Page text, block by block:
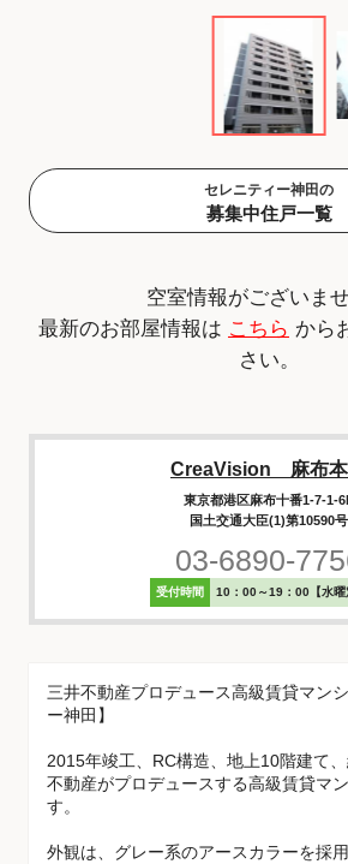
セレニティー神田の
募集中住戸一覧
空室情報がございませ
最新のお部屋情報は こちら から
さい。
CreaVision 麻布
東京都港区麻布十番1-7-1-
国土交通大臣(1)第10590号
03-6890-
受付時間 10：00～19：00【水曜
三井不動産プロデュース高級賃貸マン
ー神田】
2015年竣工、RC構造、地上10階建て
不動産がプロデュースする高級賃貸マ
す。
外観は、グレー系のアースカラーを採